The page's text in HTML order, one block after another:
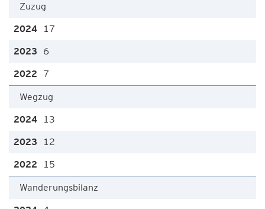
Zuzug
17
6
7
Wegzug
13
12
15
Wanderungsbilanz